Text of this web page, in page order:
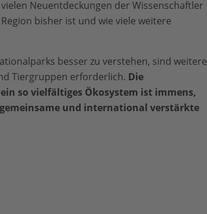
Neuentdeckungen der Wissenschaftler
bisher ist und wie viele weitere
besser zu verstehen, sind weitere
Tiergruppen erforderlich. Die
so vielfältiges Ökosystem ist immens,
und international verstärkte